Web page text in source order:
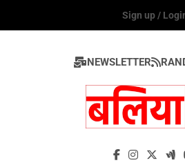
Sign up /
NEWSLETTER
Ballia